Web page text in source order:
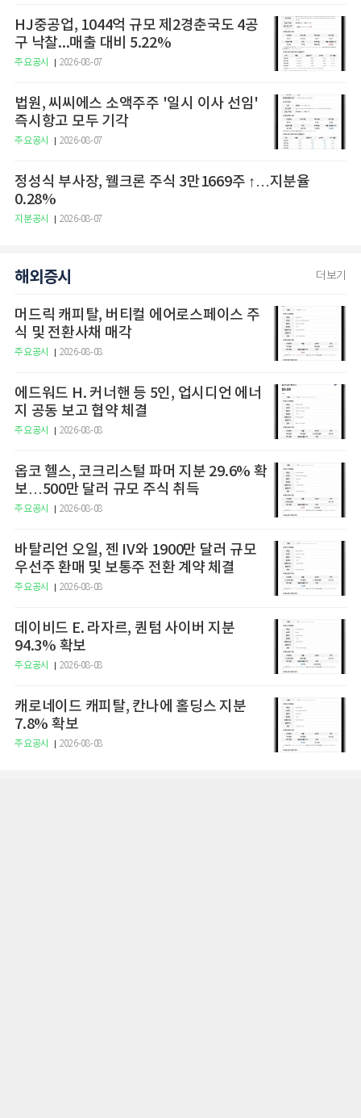
HJ중공업, 1044억 규모 제2경춘국도 4공
구 낙찰...매출 대비 5.22%
주요공시 2026-08-07
법원, 씨씨에스 소액주주 '일시 이사 선임'
즉시항고 모두 기각
주요공시 2026-08-07
정성식 부사장, 웰크론 주식 3만1669주 ↑…지분율
0.28%
지분공시 2026-08-07
해외증시 더보기
머드릭 캐피탈, 버티컬 에어로스페이스 주
식 및 전환사채 매각
주요공시 2026-08-08
에드워드 H. 커너핸 등 5인, 업시디언 에너
지 공동 보고 협약 체결
주요공시 2026-08-08
옵코 헬스, 코크리스털 파머 지분 29.6% 확
보…500만 달러 규모 주식 취득
주요공시 2026-08-08
바탈리언 오일, 젠 IV와 1900만 달러 규모
우선주 환매 및 보통주 전환 계약 체결
주요공시 2026-08-08
데이비드 E. 라자르, 퀀텀 사이버 지분
94.3% 확보
주요공시 2026-08-08
캐로네이드 캐피탈, 칸나에 홀딩스 지분
7.8% 확보
주요공시 2026-08-08